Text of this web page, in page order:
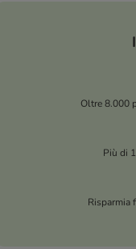
Oltre 8.000
Più di
Risparmia